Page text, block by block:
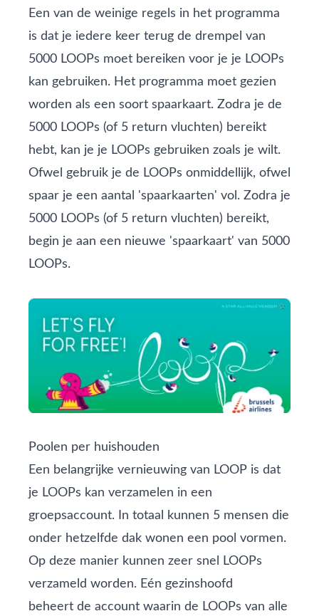
Een van de weinige regels in het programma
is dat je iedere keer terug de drempel van
5000 LOOPs moet bereiken voor je je LOOPs
kan gebruiken. Het programma moet gezien
worden als een soort spaarkaart. Zodra je de
5000 LOOPs (of 5 return vluchten) bereikt
hebt, kan je je LOOPs gebruiken zoals je wilt.
Ofwel gebruik je de LOOPs onmiddellijk, ofwel
spaar je een aantal 'spaarkaarten' vol. Zodra je
5000 LOOPs (of 5 return vluchten) bereikt,
begin je aan een nieuwe 'spaarkaart' van 5000
LOOPs.
Poolen per huishouden
Een belangrijke vernieuwing van LOOP is dat
je LOOPs kan verzamelen in een
groepsaccount. In totaal kunnen 5 mensen die
onder hetzelfde dak wonen een pool vormen.
Op deze manier kunnen zeer snel LOOPs
verzameld worden. Eén gezinshoofd
beheert de account waarin de LOOPs van alle